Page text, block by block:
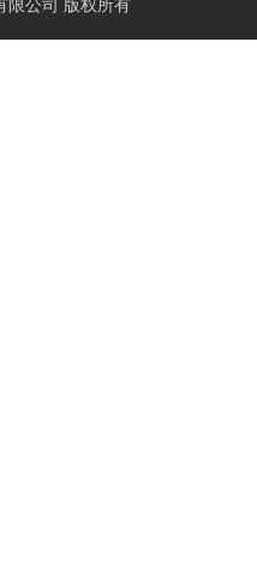
限公司 版权所有